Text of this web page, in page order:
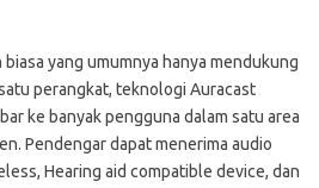
yang umumnya hanya mendukung
perangkat, teknologi Auracast
ke banyak pengguna dalam satu area
Pendengar dapat menerima audio
Hearing aid compatible device, dan